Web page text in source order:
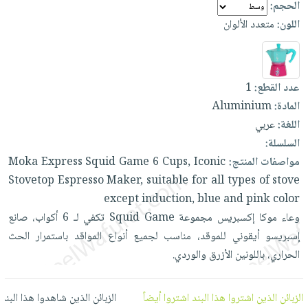
العناية
بالأسنان
الحمية
والتغذية
أدوات
المائدة
الأوعية
والتخزين
أدوات
المطبخ
الأكثر
مبيعاً
العودة
للمدارس
اكسسوارات
كتب
اكسسوارات
منزلية
اكسسوارات
ملابس
مطرزات
حقائب
حلي
عناية
بالذات
شحن
مجاني
بنود
مختارة
اشتراكات
كل
الاشتراكات
صندوق
القراءة
iKitab
بلا
حدود
بحث
متقدم
نيل
وفرات
عن
الشركة
سياسة
حسابك
لائحة
الأمنيات
الحجم:
اللون:متعدد الألوان
عدد القطع:1
المادة:Aluminium
اللغة:عربي
السلسلة:
مواصفات المنتج:
MokaExpress Squid Game 6 Cups,Iconic
Stovetop EspressoMaker, suitablefor alltypes ofstove
exceptinduction,blue andpinkcolor
وعاء موكاإكسبريس مجموعة Squid Game تكفي لـ 6 أكواب، صانع
إسبريسوأيقوني للموقد، مناسب لجميعأنواع المواقدباستمرار الحث
الحراري،باللونين الأزرق والوردي.
الزبائن الذين اشتروا هذا البند اشتروا أيضاً الزبائن الذين شاهدوا هذا